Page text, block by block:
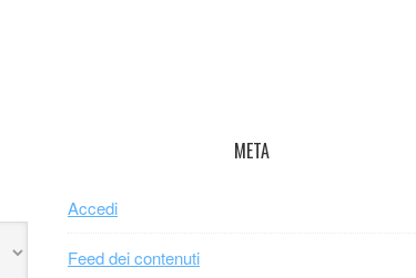
META
Accedi
Feed dei contenuti